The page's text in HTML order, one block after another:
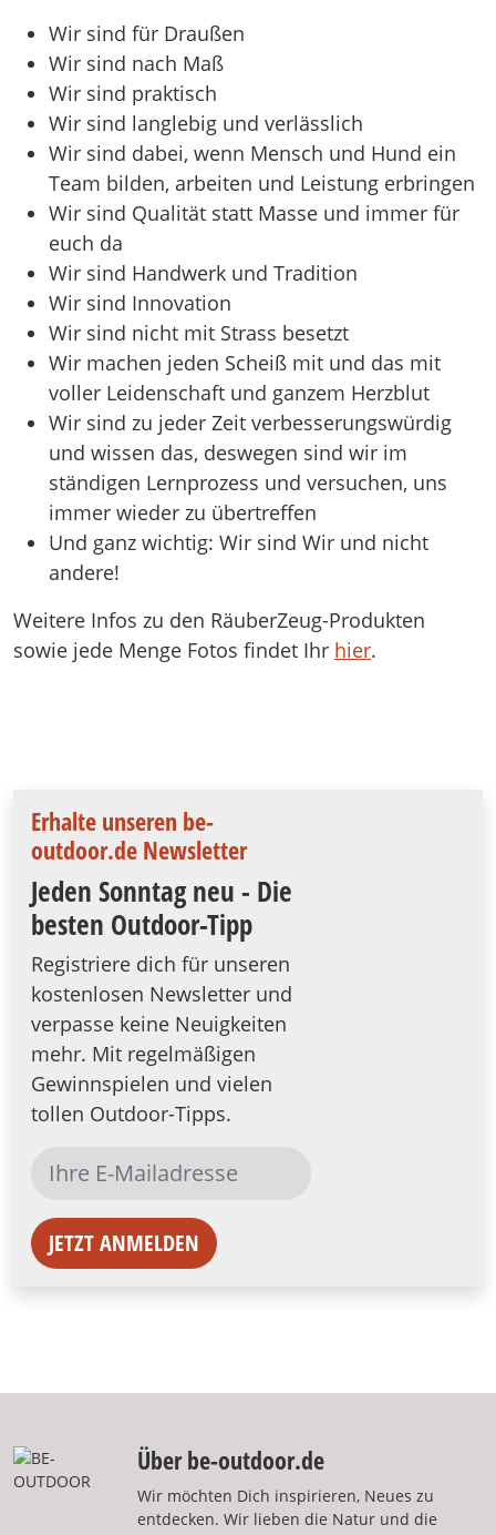
Wir sind für Draußen
Wir sind nach Maß
Wir sind praktisch
Wir sind langlebig und verlässlich
Wir sind dabei, wenn Mensch und Hund ein
Team bilden, arbeiten und Leistung erbringen
Wir sind Qualität statt Masse und immer für
euch da
Wir sind Handwerk und Tradition
Wir sind Innovation
Wir sind nicht mit Strass besetzt
Wir machen jeden Scheiß mit und das mit
voller Leidenschaft und ganzem Herzblut
Wir sind zu jeder Zeit verbesserungswürdig
und wissen das, deswegen sind wir im
ständigen Lernprozess und versuchen, uns
immer wieder zu übertreffen
Und ganz wichtig: Wir sind Wir und nicht
andere!
Weitere Infos zu den RäuberZeug-Produkten
sowie jede Menge Fotos findet Ihr hier.
Erhalte unseren be-
outdoor.de Newsletter
Jeden Sonntag neu - Die
besten Outdoor-Tipp
Registriere dich für unseren
kostenlosen Newsletter und
verpasse keine Neuigkeiten
mehr. Mit regelmäßigen
Gewinnspielen und vielen
tollen Outdoor-Tipps.
JETZT ANMELDEN
Über be-outdoor.de
Wir möchten Dich inspirieren, Neues zu
entdecken. Wir lieben die Natur und die